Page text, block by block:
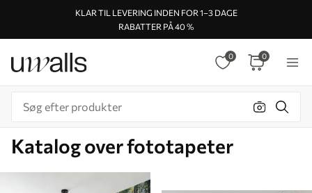
KLAR TIL LEVERING INDEN FOR 1–3 DAGE
RABATTER PÅ 40 %
0 0
Katalog over fototapeter